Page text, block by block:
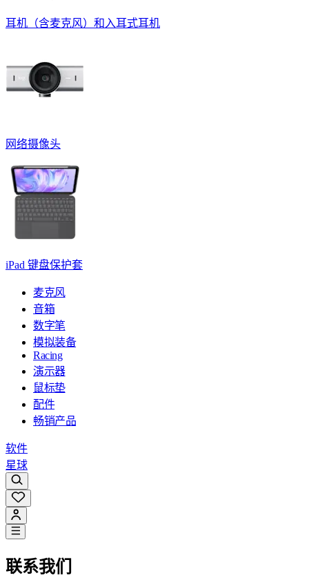
耳机（含麦克风）和入耳式耳机
网络摄像头
iPad 键盘保护套
麦克风
音箱
数字笔
模拟装备
Racing
演示器
鼠标垫
配件
畅销产品
软件
星球
联系我们